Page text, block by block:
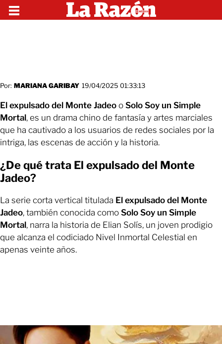
Por: MARIANA GARIBAY 19/04/2025 01:33:13
El expulsado del Monte Jadeo o Solo Soy un Simple
Mortal, es un drama chino de fantasía y artes marciales
que ha cautivado a los usuarios de redes sociales por la
intriga, las escenas de acción y la historia.
¿De qué trata El expulsado del Monte
Jadeo?
La serie corta vertical titulada El expulsado del Monte
Jadeo, también conocida como Solo Soy un Simple
Mortal, narra la historia de Elian Solís, un joven prodigio
que alcanza el codiciado Nivel Inmortal Celestial en
apenas veinte años.